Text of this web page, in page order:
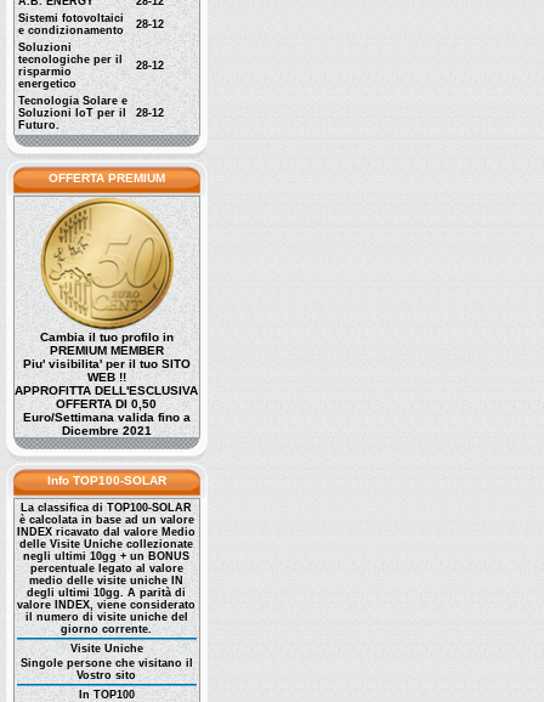
Sistemi fotovoltaici
e condizionamento
28-12
Soluzioni
tecnologiche per il
risparmio
energetico
28-12
Tecnologia Solare e
Soluzioni IoT per il
Futuro.
28-12
OFFERTA PREMIUM
Cambia il tuo profilo in
PREMIUM MEMBER
Piu' visibilita' per il tuo SITO
WEB !!
APPROFITTA DELL'ESCLUSIVA
OFFERTA DI 0,50
Euro/Settimana valida fino a
Dicembre 2021
Info TOP100-SOLAR
La classifica di TOP100-SOLAR
è calcolata in base ad un valore
INDEX ricavato dal valore Medio
delle Visite Uniche collezionate
negli ultimi 10gg + un BONUS
percentuale legato al valore
medio delle visite uniche IN
degli ultimi 10gg. A parità di
valore INDEX, viene considerato
il numero di visite uniche del
giorno corrente.
Visite Uniche
Singole persone che visitano il
Vostro sito
In TOP100